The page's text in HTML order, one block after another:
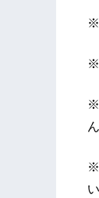
※
※
※
※